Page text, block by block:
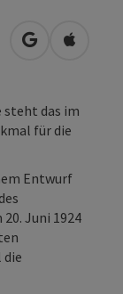
in Google
in
steht das im
für die
Entwurf
Juni 1924
die